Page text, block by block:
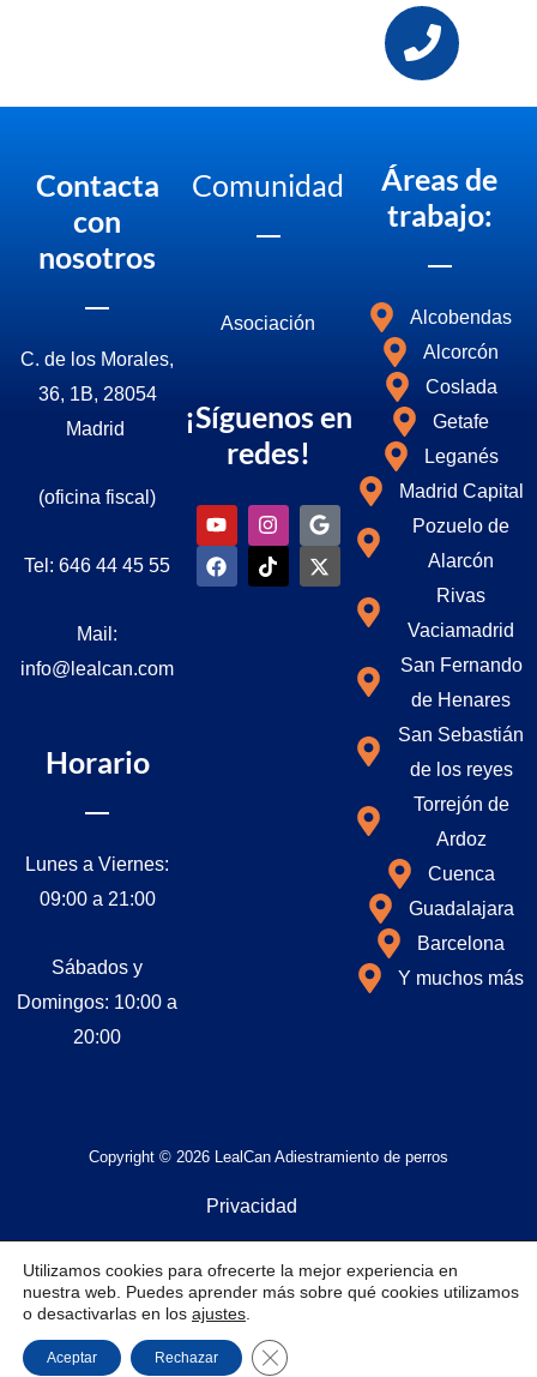
Contacta
con
nosotros
C. de los Morales,
36, 1B, 28054
Madrid
(oficina fiscal)
Tel: 646 44 45 55
Mail:
info@lealcan.com
Horario
Lunes a Viernes:
09:00 a 21:00
Sábados y
Domingos: 10:00 a
20:00
Comunidad
Asociación
¡Síguenos en
redes!
Y
o
u
t
I
n
s
t
G
o
o
g
F
a
c
e
T
i
k
t
I
c
o
n
Áreas de
trabajo:
Alcobendas
Alcorcón
Coslada
Getafe
Leganés
Madrid Capital
Pozuelo de
Alarcón
Rivas
Vaciamadrid
San Fernando
de Henares
San Sebastián
de los reyes
Torrejón de
Ardoz
Cuenca
Guadalajara
Barcelona
Y muchos más
Copyright © 2026 LealCan Adiestramiento de perros
Aviso legal
Cookies
Privacidad
Utilizamos cookies para ofrecerte la mejor experiencia en
nuestra web. Puedes aprender más sobre qué cookies utilizamos
o desactivarlas en los ajustes
Aceptar Rechazar Cerrar el banner de cookies RGPD